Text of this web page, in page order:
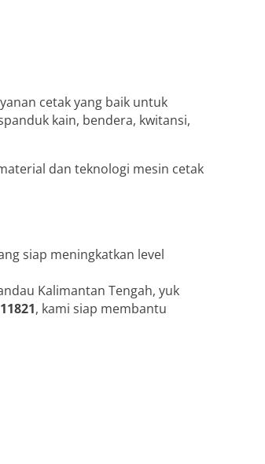
cetak yang baik untuk
kain, bendera, kwitansi,
dan teknologi mesin cetak
siap meningkatkan level
Kalimantan Tengah, yuk
, kami siap membantu